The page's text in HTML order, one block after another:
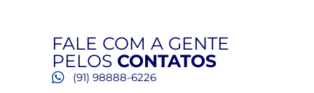
FALE COM A GENTE
PELOS CONTATOS
(91) 98888-6226